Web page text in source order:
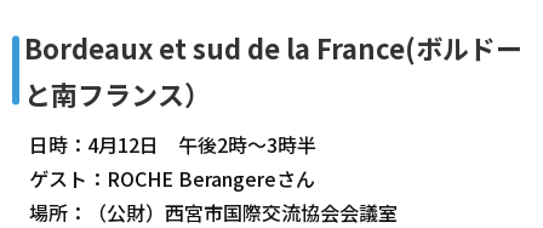
Bordeaux et sud de la France(ボルドー
と南フランス）
日時：4月12日 午後2時～3時半
ゲスト：ROCHE Berangereさん
場所：（公財）西宮市国際交流協会会議室